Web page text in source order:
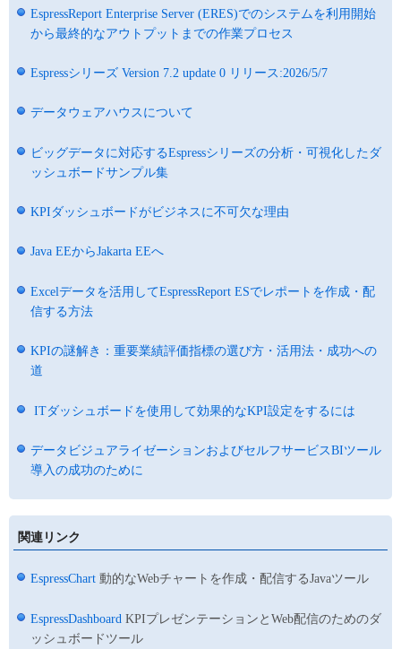
EspressReport Enterprise Server (ERES)でのシステムを利用開始
から最終的なアウトプットまでの作業プロセス
Espressシリーズ Version 7.2 update 0 リリース:2026/5/7
データウェアハウスについて
ビッグデータに対応するEspressシリーズの分析・可視化したダ
ッシュボードサンプル集
KPIダッシュボードがビジネスに不可欠な理由
Java EEからJakarta EEへ
Excelデータを活用してEspressReport ESでレポートを作成・配
信する方法
KPIの謎解き：重要業績評価指標の選び方・活用法・成功への
道
ITダッシュボードを使用して効果的なKPI設定をするには
データビジュアライゼーションおよびセルフサービスBIツール
導入の成功のために
関連リンク
EspressChart 動的なWebチャートを作成・配信するJavaツール
EspressDashboard KPIプレゼンテーションとWeb配信のためのダ
ッシュボードツール